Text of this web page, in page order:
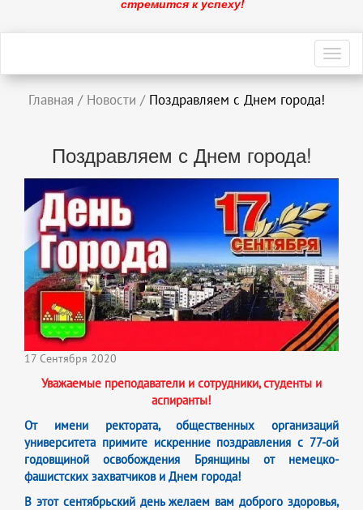
стремится к успеху!
Главная / Новости / Поздравляем с Днем города!
Поздравляем с Днем города!
17 Сентября 2020
Уважаемые преподаватели и сотрудники, студенты и
аспиранты!
От имени ректората, общественных организаций
университета примите искренние поздравления с 77-ой
годовщиной освобождения Брянщины от немецко-
фашистских захватчиков и Днем города!
В этот сентябрьский день желаем вам доброго здоровья,